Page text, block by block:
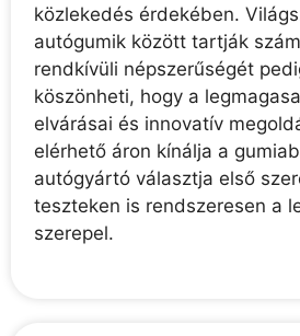
közlekedés érdekében.
autógumik között tartják
rendkívüli népszerűségét
köszönheti, hogy a
elvárásai és innovatív
elérhető áron kínálja a
autógyártó választja első
teszteken is rendszeresen a
szerepel.